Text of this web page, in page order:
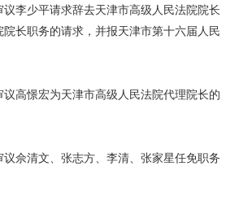
李少平请求辞去天津市高级人民法院院长
长职务的请求，并报天津市第十六届人民
高憬宏为天津市高级人民法院代理院长的
佘清文、张志方、李清、张家星任免职务